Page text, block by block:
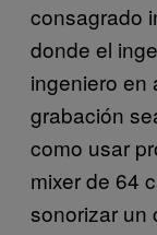
consagrado
donde el
ingeniero en
grabación
como usar
mixer de 64
sonorizar un